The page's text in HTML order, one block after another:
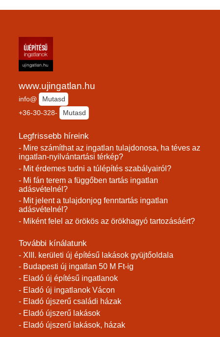
www.ujingatlan.hu
info@
Mutasd
+36-30-328-
Mutasd
Legfrissebb híreink
- Mire számíthat az ingatlan tulajdonosa, ha téves az
ingatlan-nyilvántartási térkép?
- Mit érdemes tudni a túlépítés szabályairól?
- Mi fán terem a függőben tartás ingatlan
adásvételnél?
- Mit jelent a tulajdonjog fenntartás ingatlan
adásvételnél?
- Miként felel az örökös az örökhagyó tartozásáért?
További kínálatunk
- XIII. kerületi új építésű lakások gyüjtőoldala
- Budapesti új ingatlan 50 M Ft-ig
- Eladó új építésű ingatlanok
- Eladó új ingatlanok Vácon
- Eladó újszerű családi házak
- Eladó újszerű lakások
- Eladó újszerű lakások, házak